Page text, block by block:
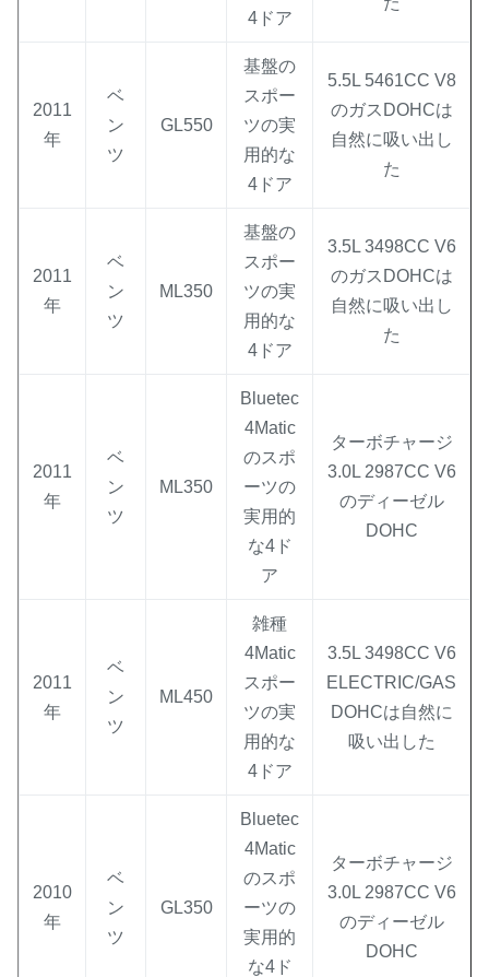
4ドア
2011
年
ベ
ン
ツ
GL550
基盤の
スポー
ツの実
用的な
4ドア
5.5L 5461CC V8
のガスDOHCは
自然に吸い出し
た
2011
年
ベ
ン
ツ
ML350
基盤の
スポー
ツの実
用的な
4ドア
3.5L 3498CC V6
のガスDOHCは
自然に吸い出し
た
2011
年
ベ
ン
ツ
ML350
Bluetec
4Matic
のスポ
ーツの
実用的
な4ド
ア
ターボチャージ
3.0L 2987CC V6
のディーゼル
DOHC
2011
年
ベ
ン
ツ
ML450
雑種
4Matic
スポー
ツの実
用的な
4ドア
3.5L 3498CC V6
ELECTRIC/GAS
DOHCは自然に
吸い出した
2010
年
ベ
ン
ツ
GL350
Bluetec
4Matic
のスポ
ーツの
実用的
な4ド
ターボチャージ
3.0L 2987CC V6
のディーゼル
DOHC